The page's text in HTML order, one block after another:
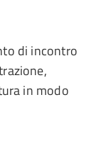
di incontro
in modo